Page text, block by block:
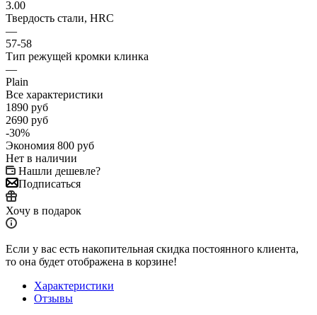
3.00
Твердость стали, HRC
—
57-58
Тип режущей кромки клинка
—
Plain
Все характеристики
1890 руб
2690 руб
-30%
Экономия 800 руб
Нет в наличии
Нашли дешевле?
Подписаться
Хочу в подарок
Если у вас есть накопительная скидка постоянного клиента,
то она будет отображена в корзине!
Характеристики
Отзывы